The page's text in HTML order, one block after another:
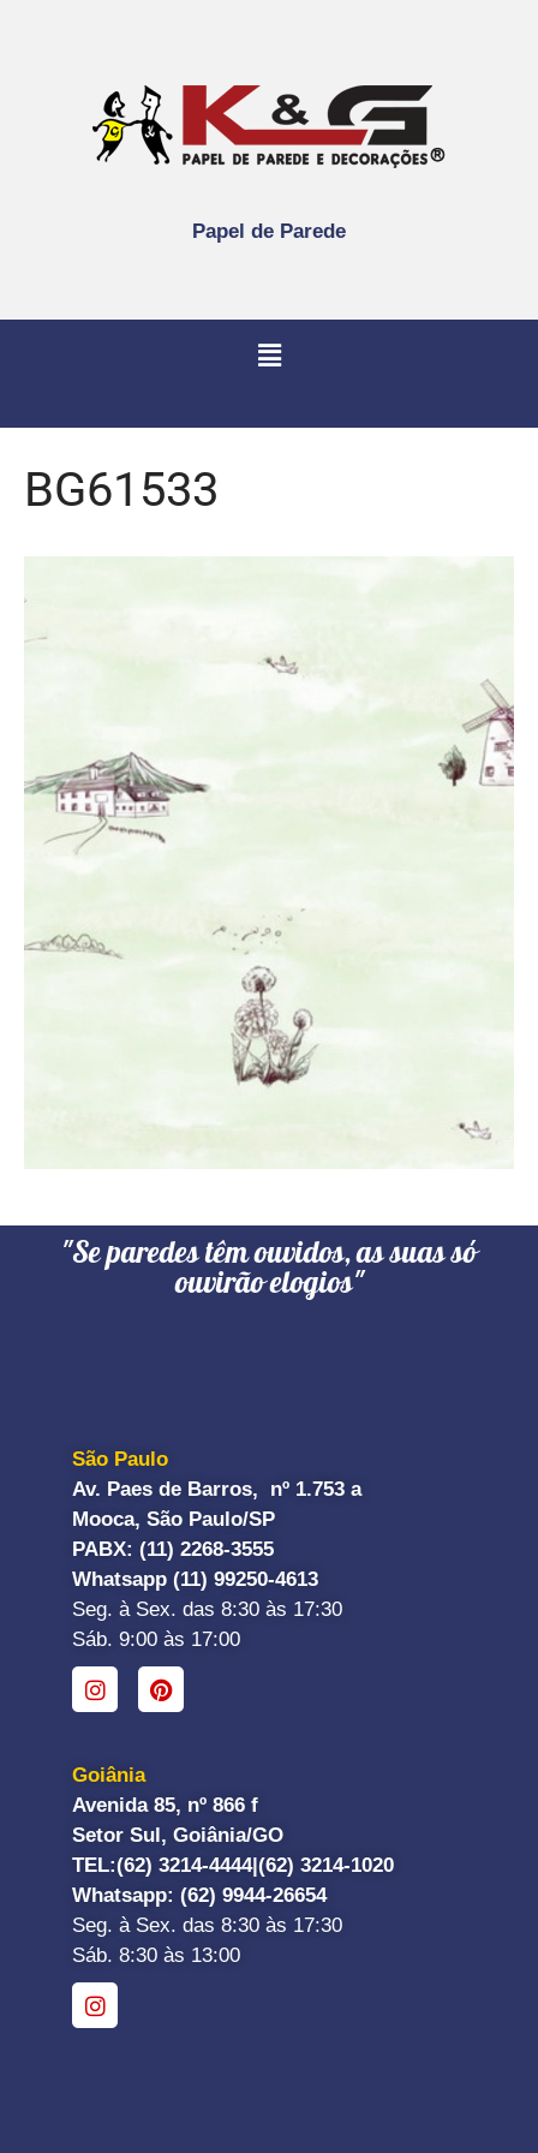
Papel de Parede
BG61533
"Se paredes têm ouvidos, as suas só
ouvirão elogios"
São Paulo
Av. Paes de Barros, nº 1.753 a
Mooca, São Paulo/SP
PABX: (11) 2268-3555
Whatsapp (11) 99250-4613
Seg. à Sex. das 8:30 às 17:30
Sáb. 9:00 às 17:00
Goiânia
Avenida 85, nº 866 f
Setor Sul, Goiânia/GO
TEL:(62) 3214-4444|(62) 3214-1020
Whatsapp: (62) 9944-26654
Seg. à Sex. das 8:30 às 17:30
Sáb. 8:30 às 13:00